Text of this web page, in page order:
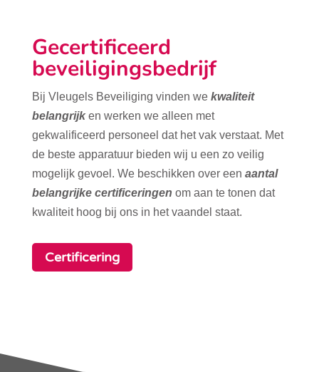
Gecertificeerd
beveiligingsbedrijf
Bij Vleugels Beveiliging vinden we kwaliteit
belangrijk en werken we alleen met
gekwalificeerd personeel dat het vak verstaat. Met
de beste apparatuur bieden wij u een zo veilig
mogelijk gevoel. We beschikken over een aantal
belangrijke certificeringen om aan te tonen dat
kwaliteit hoog bij ons in het vaandel staat.
Certificering